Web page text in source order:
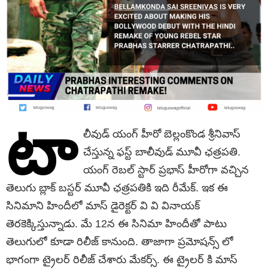
టా లీవుడ్ యంగ్ హీరో బెల్లంకొండ శ్రీనివాస్
చేస్తున్న ఫస్ట్ బాలీవుడ్ మూవీ ఛత్రపతి.
యంగ్ రెబల్ స్టార్ ప్రభాస్ హీరోగా వచ్చిన
తెలుగు బ్లాక్ బస్టర్ మూవీ ఛత్రపతికి ఇది రీమేక్. ఇక ఈ
సినిమాని హిందీలో మాస్ డైరెక్టర్ వి వి వినాయక్
తెరకెక్కిస్తున్నాడు. మే 12న ఈ సినిమా హిందీతో పాటు
తెలుగులో కూడా రిలీజ్ కానుంది. తాజాగా ప్రమోషన్స్ లో
భాగంగా ట్రైలర్ రిలీజ్ చేశారు మేకర్స్. ఈ ట్రైలర్ కి మాస్